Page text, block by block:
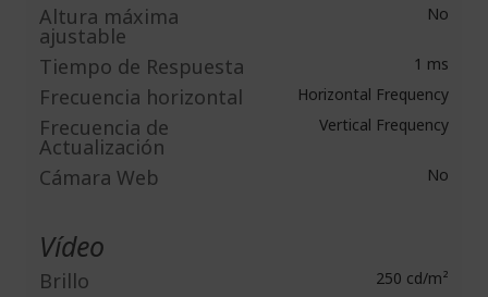
Altura máxima
ajustable
No
Tiempo de Respuesta 1 ms
Frecuencia horizontal Horizontal Frequency
Frecuencia de
Actualización
Vertical Frequency
Cámara Web No
Vídeo
Brillo 250 cd/m²